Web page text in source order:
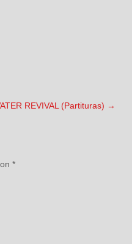
REVIVAL (Partituras) →
*